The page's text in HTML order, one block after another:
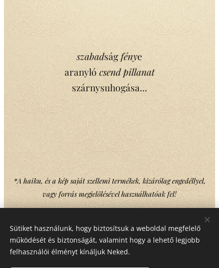
szabadságfénye
aranylócsend pillanat
szárnysuhogása...
*A haiku, és a kép saját szellemi termékek, kizárólag engedéllyel,
vagy forrás megjelölésével használhatóak fel!
Share
Sütiket használunk, hogy biztosítsuk a weboldal megfelelő
működését és biztonságát, valamint hogy a lehető legjobb
felhasználói élményt kínáljuk Neked.